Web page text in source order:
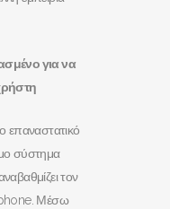
για να
επαναστατικό
σύστημα
τον
Μέσω